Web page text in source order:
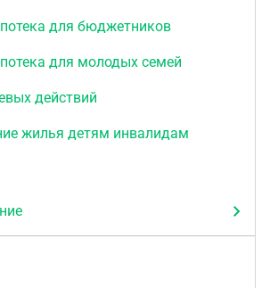
для бюджетников
для молодых семей
действий
жилья детям инвалидам